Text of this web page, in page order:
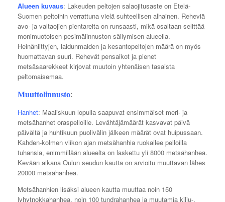
Alueen kuvaus: Lakeuden peltojen salaojitusaste on Etelä-
Suomen peltoihin verrattuna vielä suhteellisen alhainen. Reheviä
avo- ja valtaojien pientareita on runsaasti, mikä osaltaan selittää
monimuotoisen pesimälinnuston säilymisen alueella.
Heinäniittyjen, laidunmaiden ja kesantopeltojen määrä on myös
huomattavan suuri. Rehevät pensaikot ja pienet
metsäsaarekkeet kirjovat muutoin yhtenäisen tasaista
peltomaisemaa.
Muuttolinnusto:
Hanhet: Maaliskuun lopulla saapuvat ensimmäiset meri- ja
metsähanhet oraspelloille. Levähtäjämäärät kasvavat päivä
päivältä ja huhtikuun puolivälin jälkeen määrät ovat huipussaan.
Kahden-kolmen viikon ajan metsähanhia ruokailee pelloilla
tuhansia, enimmillään alueelta on laskettu yli 8000 metsähanhea.
Kevään aikana Oulun seudun kautta on arvioitu muuttavan lähes
20000 metsähanhea.
Metsähanhien lisäksi alueen kautta muuttaa noin 150
lyhytnokkahanhea, noin 100 tundrahanhea ja muutamia kilju-,